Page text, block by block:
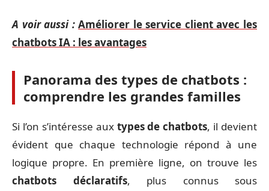
A voir aussi : Améliorer le service client avec les
chatbots IA : les avantages
Panorama des types de chatbots :
comprendre les grandes familles
Si l’on s’intéresse aux types de chatbots, il devient
évident que chaque technologie répond à une
logique propre. En première ligne, on trouve les
chatbots déclaratifs, plus connus sous